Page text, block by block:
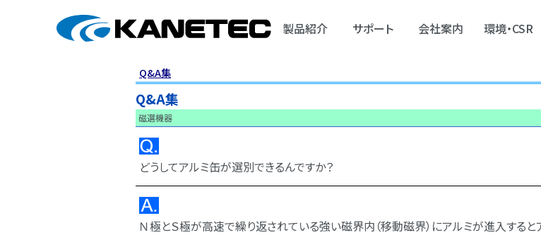
製品紹介 サポート 会社案内 環境・CSR
Q&A集
Q&A集
磁選機器
どうしてアルミ缶が選別できるんですか？
Ｎ極とＳ極が高速で繰り返されている強い磁界内（移動磁界）にアルミが進入する